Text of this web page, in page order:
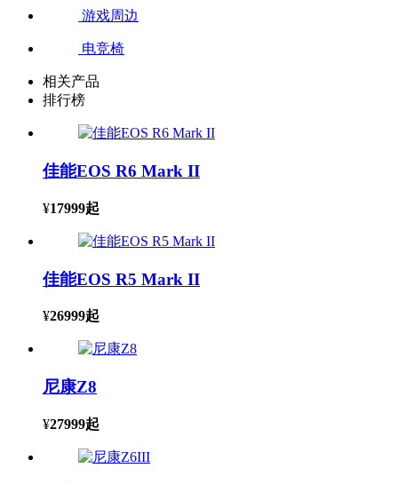
游戏周边
电竞椅
相关产品
排行榜
佳能EOS R6 Mark II
¥17999起
佳能EOS R5 Mark II
¥26999起
尼康Z8
¥27999起